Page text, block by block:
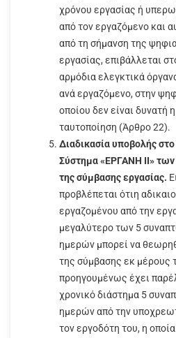
χρόνου εργασίας ή
από τον εργαζόμενο και
από τη σήμανση της
εργασίας, επιβάλλεται
αρμόδια ελεγκτικά
ανά εργαζόμενο, στην
οποίου δεν είναι δυνατή
ταυτοποίηση (Άρθρο 22).
Διαδικασία υποβολής
Σύστημα «ΕΡΓΑΝΗ ΙΙ»
της σύμβασης εργασίας.
προβλέπεται ότιη
εργαζομένου από την
μεγαλύτερο των 5
ημερών μπορεί να
της σύμβασης εκ μέρους
προηγουμένως έχει
χρονικό διάστημα 5
ημερών από την
τον εργοδότη του, η